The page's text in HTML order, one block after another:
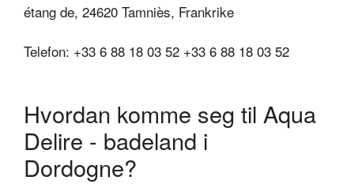
étang de, 24620 Tamniès, Frankrike
Telefon: +33 6 88 18 03 52 +33 6 88 18 03 52
Hvordan komme seg til Aqua
Delire - badeland i
Dordogne?